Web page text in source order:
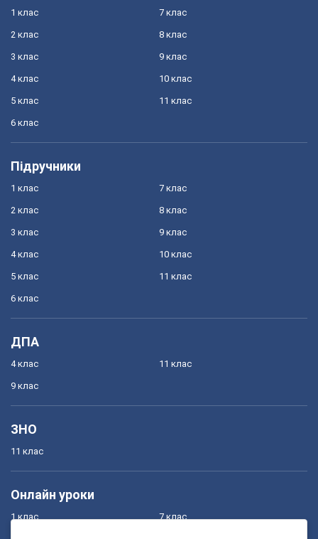
1 клас
2 клас
3 клас
4 клас
5 клас
6 клас
7 клас
8 клас
9 клас
10 клас
11 клас
Підручники
1 клас
2 клас
3 клас
4 клас
5 клас
6 клас
7 клас
8 клас
9 клас
10 клас
11 клас
ДПА
4 клас
9 клас
11 клас
ЗНО
11 клас
Онлайн уроки
1 клас 7 клас